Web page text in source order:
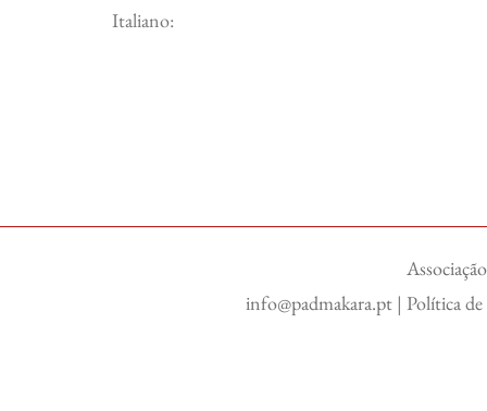
Italiano:
info@padmakara.pt | Política